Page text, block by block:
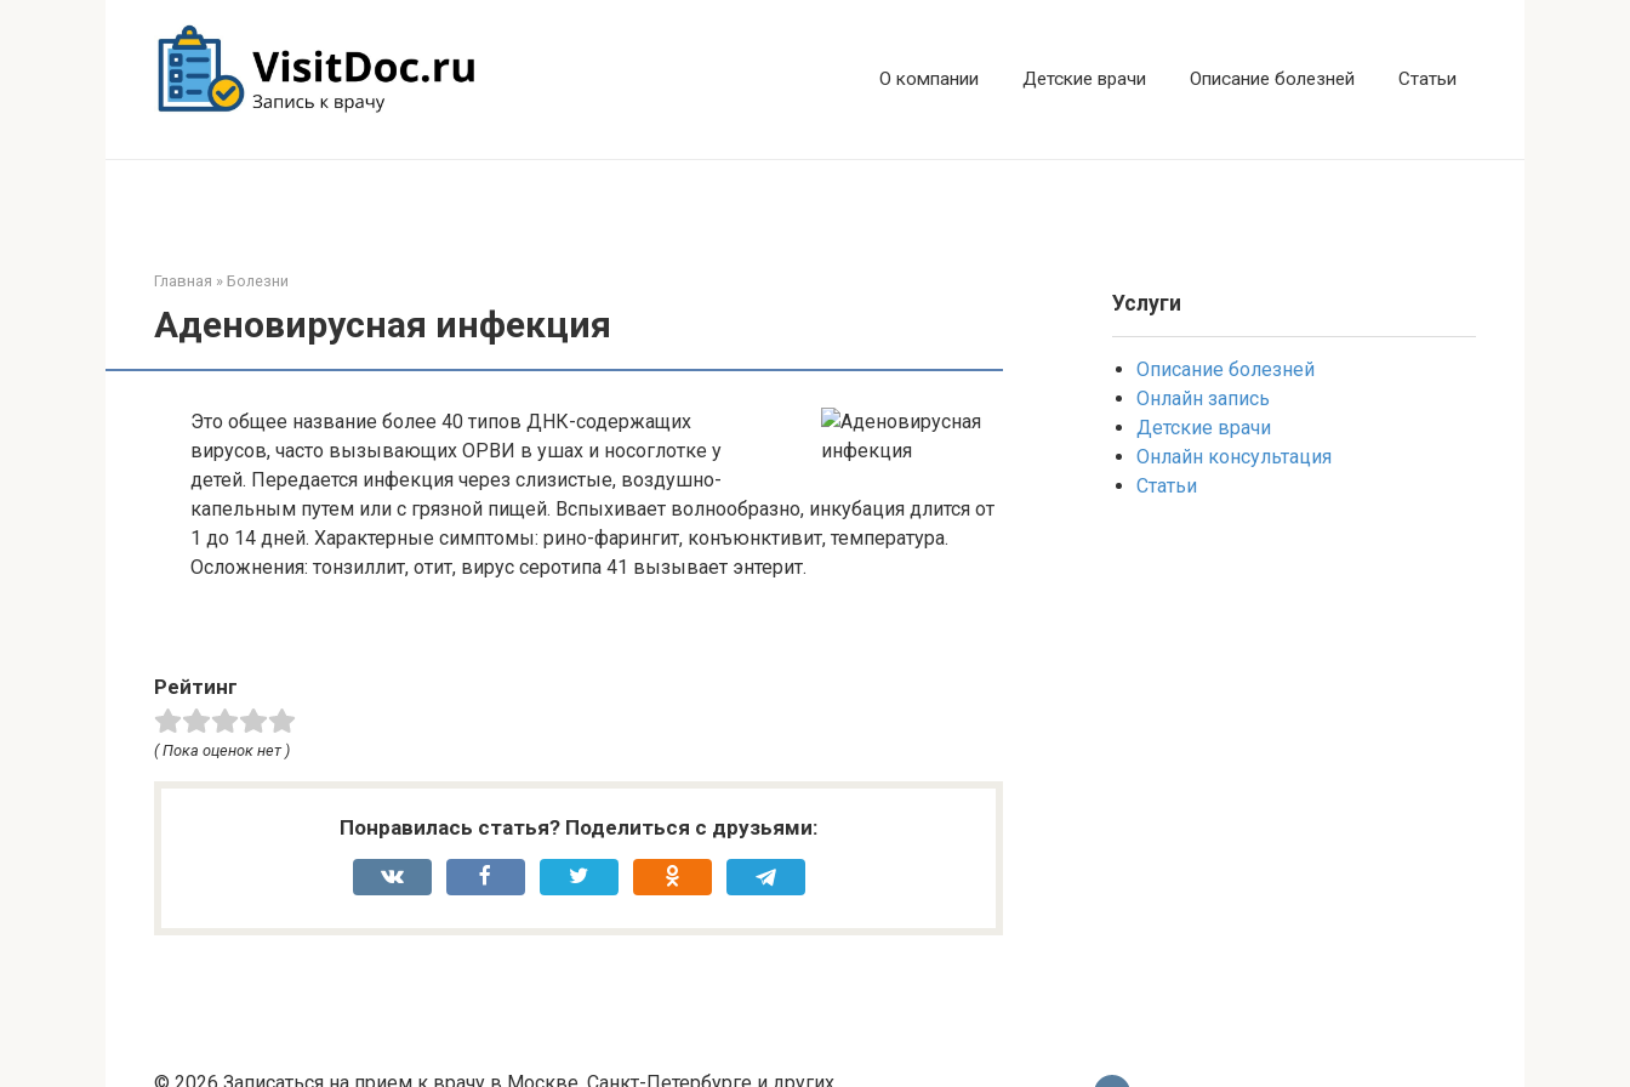
О компании Детские врачи Описание болезней Статьи
Главная » Болезни
Аденовирусная инфекция
Это общее название более 40 типов ДНК-содержащих
вирусов, часто вызывающих ОРВИ в ушах и носоглотке у
детей. Передается инфекция через слизистые, воздушно-
капельным путем или с грязной пищей. Вспыхивает волнообразно, инкубация длится от
1 до 14 дней. Характерные симптомы: рино-фарингит, конъюнктивит, температура.
Осложнения: тонзиллит, отит, вирус серотипа 41 вызывает энтерит.
Рейтинг
( Пока оценок нет )
Понравилась статья? Поделиться с друзьями:
Услуги
Описание болезней
Онлайн запись
Детские врачи
Онлайн консультация
Статьи